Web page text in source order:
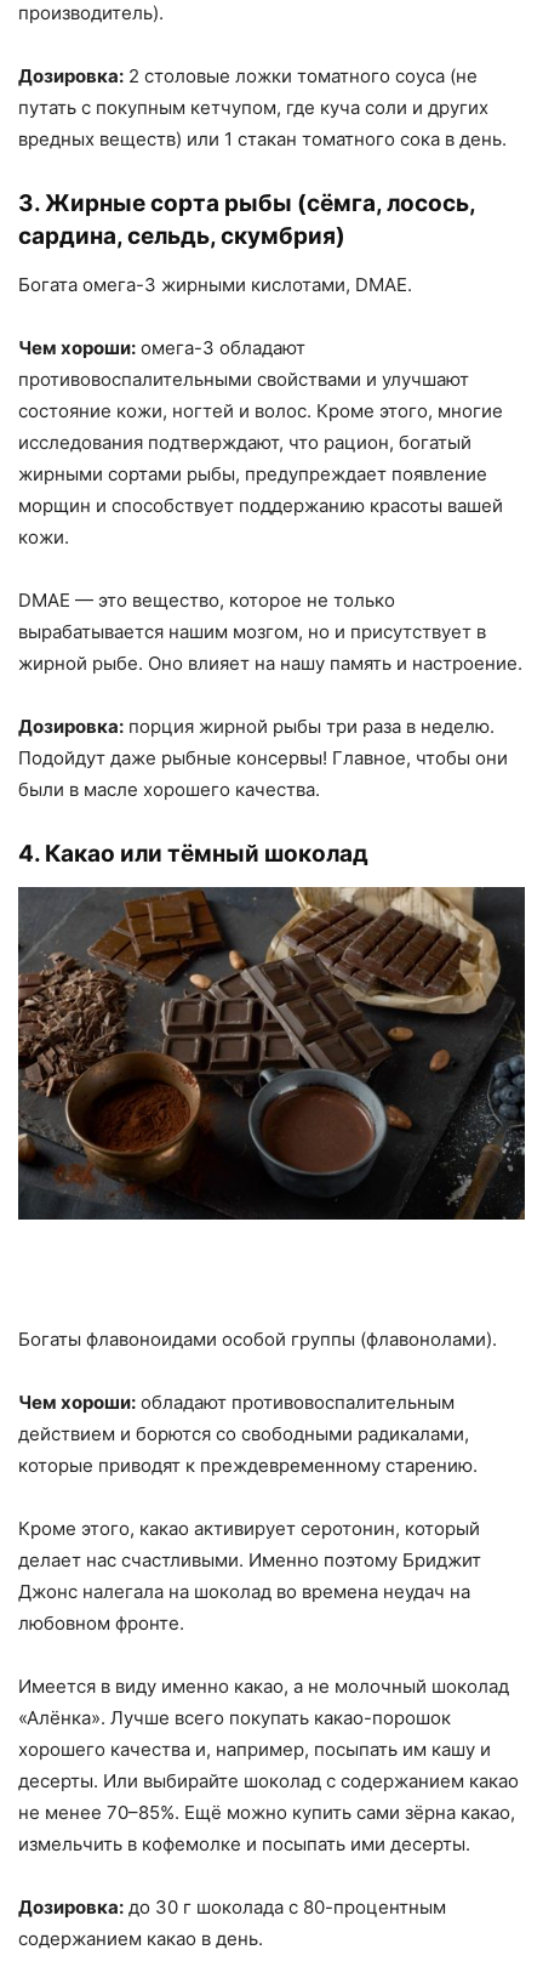
производитель).
Дозировка: 2 столовые ложки томатного соуса (не
путать с покупным кетчупом, где куча соли и других
вредных веществ) или 1 стакан томатного сока в день.
3. Жирные сорта рыбы (сёмга, лосось,
сардина, сельдь, скумбрия)
Богата омега-3 жирными кислотами, DMAE.
Чем хороши: омега-3 обладают
противовоспалительными свойствами и улучшают
состояние кожи, ногтей и волос. Кроме этого, многие
исследования подтверждают, что рацион, богатый
жирными сортами рыбы, предупреждает появление
морщин и способствует поддержанию красоты вашей
кожи.
DMAE — это вещество, которое не только
вырабатывается нашим мозгом, но и присутствует в
жирной рыбе. Оно влияет на нашу память и настроение.
Дозировка: порция жирной рыбы три раза в неделю.
Подойдут даже рыбные консервы! Главное, чтобы они
были в масле хорошего качества.
4. Какао или тёмный шоколад
Богаты флавоноидами особой группы (флавонолами).
Чем хороши: обладают противовоспалительным
действием и борются со свободными радикалами,
которые приводят к преждевременному старению.
Кроме этого, какао активирует серотонин, который
делает нас счастливыми. Именно поэтому Бриджит
Джонс налегала на шоколад во времена неудач на
любовном фронте.
Имеется в виду именно какао, а не молочный шоколад
«Алёнка». Лучше всего покупать какао-порошок
хорошего качества и, например, посыпать им кашу и
десерты. Или выбирайте шоколад с содержанием какао
не менее 70–85%. Ещё можно купить сами зёрна какао,
измельчить в кофемолке и посыпать ими десерты.
Дозировка: до 30 г шоколада с 80-процентным
содержанием какао в день.